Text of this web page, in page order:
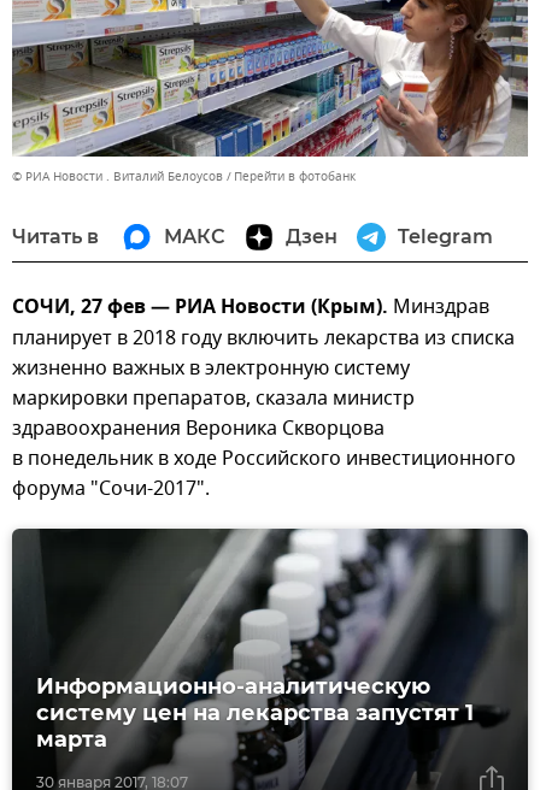
© РИА Новости . Виталий Белоусов Перейти в фотобанк
Читать в МАКС Дзен Telegram
СОЧИ, 27 фев — РИА Новости (Крым). Минздрав
планирует в 2018 году включить лекарства из списка
жизненно важных в электронную систему
маркировки препаратов, сказала министр
здравоохранения Вероника Скворцова
в понедельник в ходе Российского инвестиционного
форума "Сочи-2017".
30 января 2017, 18:07
Информационно-аналитическую
систему цен на лекарства запустят 1
марта